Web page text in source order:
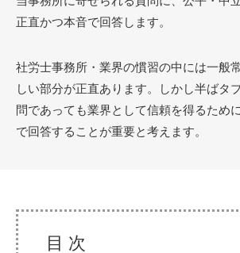
正直かつ本音で回答します。
社労士事務所・業界の慣習の中には一般
しい部分が正直あります。しかし半ばタ
問であっても業界として信頼を得るため
で回答することが重要と考えます。